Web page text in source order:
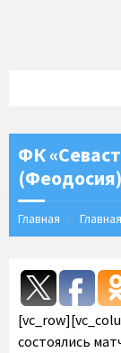
ФК
Главная Главная
состоялись